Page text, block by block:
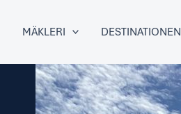
MÄKLERI DESTINATIONEN